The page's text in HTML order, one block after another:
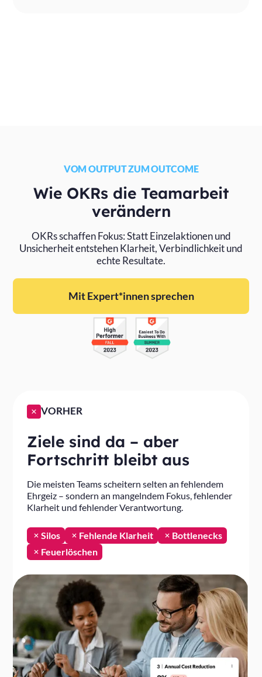
VOM OUTPUT ZUM OUTCOME
Wie OKRs die Teamarbeit
verändern
OKRs schaffen Fokus: Statt Einzelaktionen und
Unsicherheit entstehen Klarheit, Verbindlichkeit und
echte Resultate.
Mit Expert*innen sprechen
VORHER
Ziele sind da – aber
Fortschritt bleibt aus
Die meisten Teams scheitern selten an fehlendem
Ehrgeiz – sondern an mangelndem Fokus, fehlender
Klarheit und fehlender Verantwortung.
Silos Fehlende Klarheit
Bottlenecks
Feuerlöschen